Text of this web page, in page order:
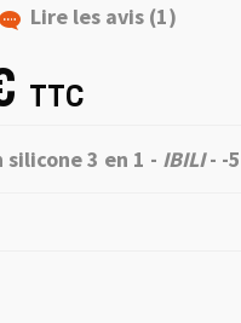
Lire les avis (1)
TTC
3 en 1 - IBILI- -5